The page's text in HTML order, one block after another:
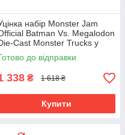
набір Monster Jam
Batman Vs. Megalodon
Cast Monster Trucks у
1:64
до відправки
338 ₴ 1 618 ₴
Купити